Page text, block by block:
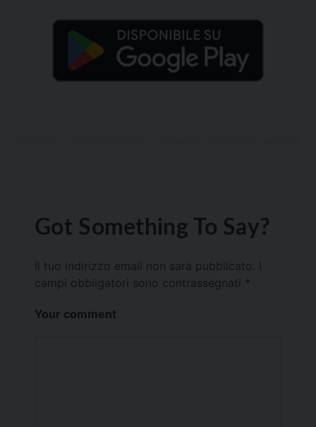
Got Something To Say?
Il tuo indirizzo email non sarà pubblicato.
campi obbligatori sono contrassegnati *
Your comment